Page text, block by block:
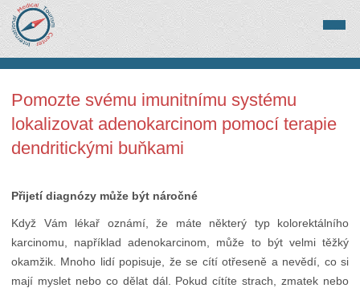
Pomozte svému imunitnímu systému
lokalizovat adenokarcinom pomocí terapie
dendritickými buňkami
Přijetí diagnózy může být náročné
Když Vám lékař oznámí, že máte některý typ kolorektálního
karcinomu, například adenokarcinom, může to být velmi těžký
okamžik. Mnoho lidí popisuje, že se cítí otřeseně a nevědí, co si
mají myslet nebo co dělat dál. Pokud cítíte strach, zmatek nebo